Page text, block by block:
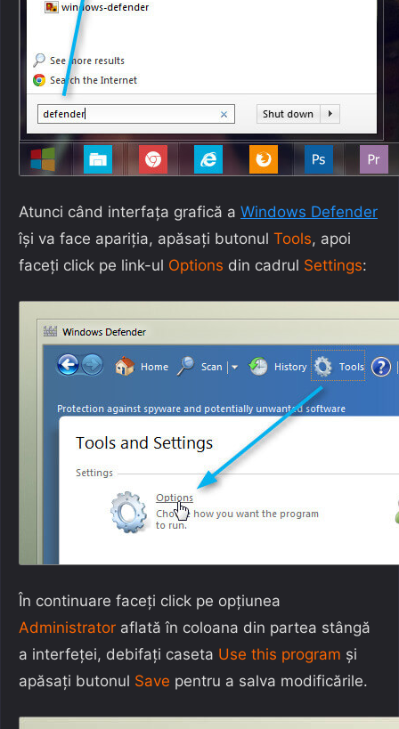
Atunci când interfața grafică a Windows Defender
își va face apariția, apăsați butonul Tools, apoi
faceți click pe link-ul Options din cadrul Settings:
În continuare faceți click pe opțiunea
Administrator aflată în coloana din partea stângă
a interfeței, debifați caseta Use this program și
apăsați butonul Save pentru a salva modificările.